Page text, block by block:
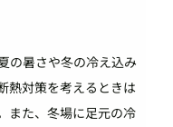
の暑さや冬の冷え込み
熱対策を考えるときは
また、冬場に足元の冷